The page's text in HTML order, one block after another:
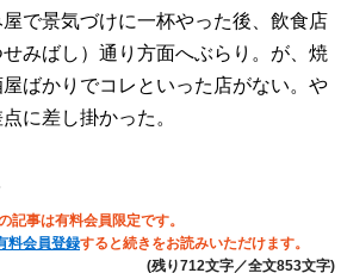
で景気づけに一杯やった後、飲食店
みばし）通り方面へぶらり。が、焼
ばかりでコレといった店がない。や
に差し掛かった。
記事は有料会員限定です。
料会員登録すると続きをお読みいただけます。
(残り712文字／全文853文字)